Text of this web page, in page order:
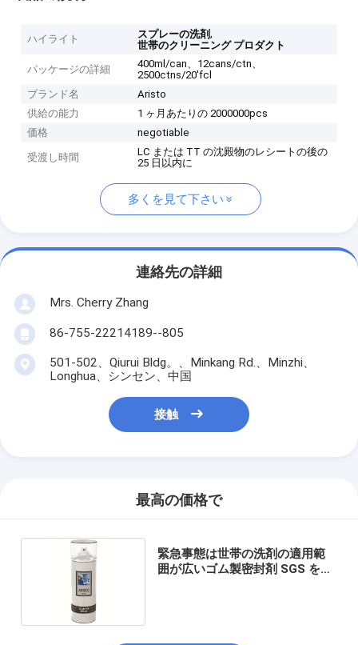
ハイライト スプレーの洗剤,
世帯のクリーニング プロダクト
パッケージの詳細
400ml/can、12cans/ctn、
2500ctns/20'fcl
ブランド名
Aristo
供給の能力
1 ヶ月あたりの 2000000pcs
価格
negotiable
受渡し時間
LC または TT の沈殿物のレシートの後の
25 日以内に
多くを見て下さい
連絡先の詳細
Mrs. Cherry Zhang
86-755-22214189--805
501-502、Qiurui Bldg。、Minkang Rd.、Minzhi、
Longhua、シンセン、中国
接触
最高の価格で
緊急事態は世帯の洗剤の適用範
囲が広いゴム製密封剤 SGS を修